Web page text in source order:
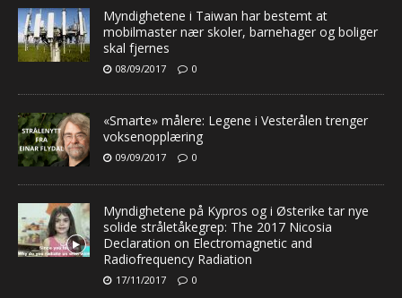
Myndighetene i Taiwan har bestemt at
mobilmaster nær skoler, barnehager og boliger
skal fjernes
08/09/2017 0
«Smarte» målere: Legene i Vesterålen trenger
voksenopplæring
09/09/2017 0
Myndighetene på Kypros og i Østerike tar nye
solide stråletåkegrep: The 2017 Nicosia
Declaration on Electromagnetic and
Radiofrequency Radiation
17/11/2017 0